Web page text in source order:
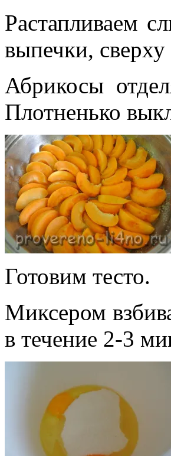
Растапливаем
выпечки, сверху
Абрикосы
Плотненько
Готовим тесто.
Миксером
в течение 2-3